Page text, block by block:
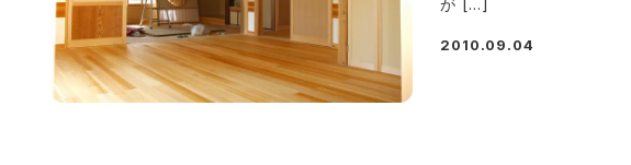
が […]
投稿日
2010.09.04